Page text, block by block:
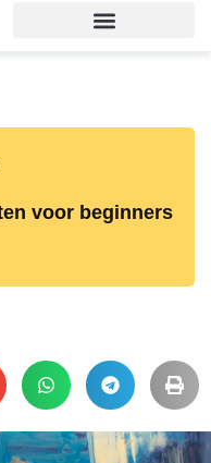
voor beginners